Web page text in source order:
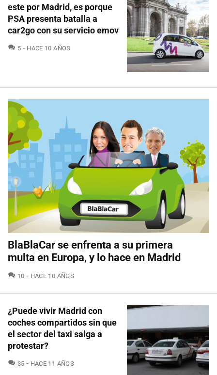
este por Madrid, es porque
PSA presenta batalla a
car2go con su servicio emov
5 COMENTARIOS
HACE 10 AÑOS
BlaBlaCar se enfrenta a su primera
multa en Europa, y lo hace en Madrid
10 COMENTARIOS
HACE 10 AÑOS
¿Puede vivir Madrid con
coches compartidos sin que
el sector del taxi salga a
protestar?
35 COMENTARIOS
HACE 11 AÑOS